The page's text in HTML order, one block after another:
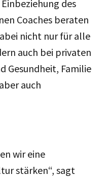
des
Coaches beraten
nicht nur für alle
auch bei privaten
Gesundheit, Familie
auch
wir eine
stärken“, sagt